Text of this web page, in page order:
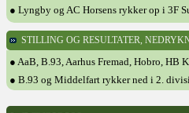
● Lyngby og AC Horsens rykker op i 3F
STILLING OG RESULTATER,
● AaB, B.93, Aarhus Fremad, Hobro,
● B.93 og Middelfart rykker ned i 2.